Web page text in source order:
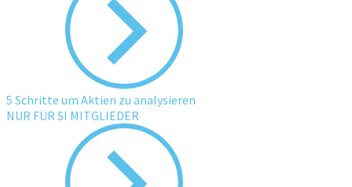
5 Schritte um Aktien zu analysieren
NUR FÜR SI MITGLIEDER